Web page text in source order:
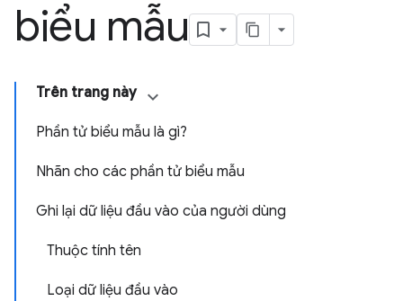
biểu mẫu
Trên trang này
Phần tử biểu mẫu là gì?
Nhãn cho các phần tử biểu mẫu
Ghi lại dữ liệu đầu vào của người dùng
Thuộc tính tên
Loại dữ liệu đầu vào